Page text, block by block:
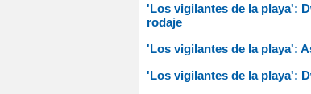
'Los vigilantes de la playa':
rodaje
'Los vigilantes de la playa':
'Los vigilantes de la playa':